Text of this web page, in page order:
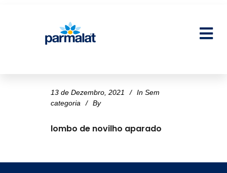
13 de Dezembro, 2021 In Sem
categoria
By
lombo de novilho aparado